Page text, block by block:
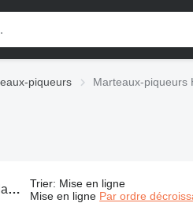
piqueurs Marteaux-piqueurs
Hilti Trier: Mise en ligne
Mise en ligne Par ordre